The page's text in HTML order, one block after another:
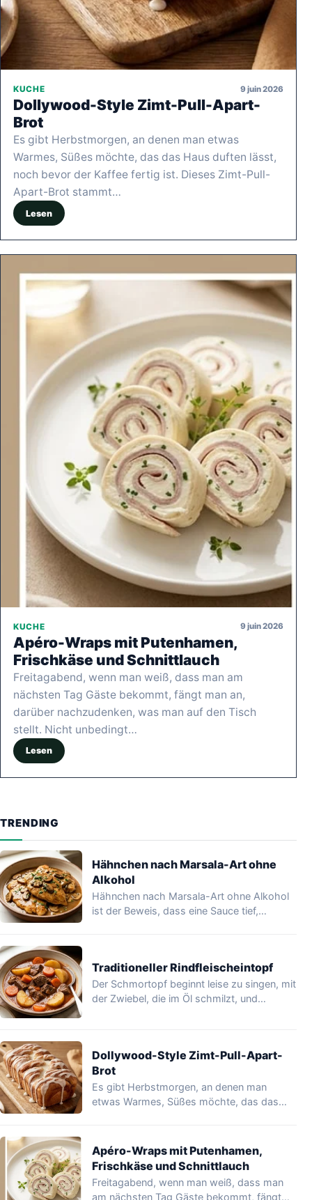
KUCHE 9 juin 2026
Dollywood-Style Zimt-Pull-Apart-
Brot
Es gibt Herbstmorgen, an denen man etwas
Warmes, Süßes möchte, das das Haus duften lässt,
noch bevor der Kaffee fertig ist. Dieses Zimt-Pull-
Apart-Brot stammt…
Lesen
KUCHE 9 juin 2026
Apéro-Wraps mit Putenhamen,
Frischkäse und Schnittlauch
Freitagabend, wenn man weiß, dass man am
nächsten Tag Gäste bekommt, fängt man an,
darüber nachzudenken, was man auf den Tisch
stellt. Nicht unbedingt…
Lesen
TRENDING
Hähnchen nach Marsala-Art ohne
Alkohol
Hähnchen nach Marsala-Art ohne Alkohol
ist der Beweis, dass eine Sauce tief,
Traditioneller Rindfleischeintopf
Der Schmortopf beginnt leise zu singen, mit
der Zwiebel, die im Öl schmilzt, und…
Dollywood-Style Zimt-Pull-Apart-
Brot
Es gibt Herbstmorgen, an denen man
etwas Warmes, Süßes möchte, das das
Apéro-Wraps mit Putenhamen,
Frischkäse und Schnittlauch
Freitagabend, wenn man weiß, dass man
am nächsten Tag Gäste bekommt, fängt